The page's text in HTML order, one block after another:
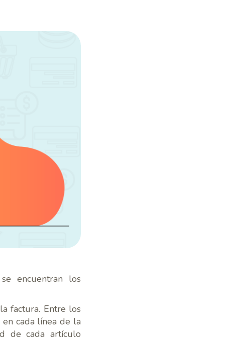
encuentran los
factura. Entre los
cada línea de la
de cada artículo